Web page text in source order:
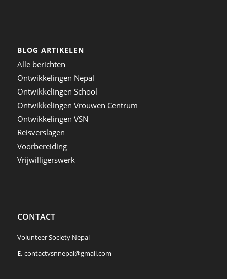
BLOG ARTIKELEN
Alle berichten
Ontwikkelingen Nepal
Ontwikkelingen School
Ontwikkelingen Vrouwen Centrum
Ontwikkelingen VSN
Reisverslagen
Voorbereiding
Vrijwilligerswerk
CONTACT
Volunteer Society Nepal
E. contactvsnnepal@gmail.com